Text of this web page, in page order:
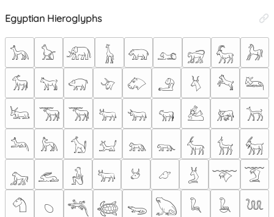
Egyptian Hieroglyphs
𓃥 𓃠 𓃰 𓃱 𓃯 𓃭 𓃸 𓃵
𓃗
𓃘
𓃙 𓃟 𓄀 𓄁 𓄂 𓄃 𓃚
𓃛
𓃜
𓃝 𓃞 𓃒 𓃓 𓃔 𓃕 𓃖
𓃡
𓃢
𓃦 𓃩 𓃫 𓃬 𓃮 𓃲 𓃴
𓃶
𓃷 𓃹 𓃻 𓃽 𓃾 𓃿 𓄄 𓄅
𓄆
𓄇
𓆇 𓆈 𓆉 𓆌 𓆏 𓆗 𓆘
𓆙